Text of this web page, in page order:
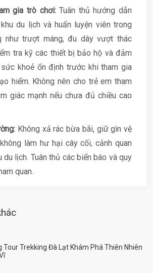
gia trò chơi:Tuân thủ hướng dẫn
du lịch và huấn luyện viên trong
như trượt máng, đu dây vượt thác
tra kỹ các thiết bị bảo hộ và đảm
khoẻ ổn định trước khi tham gia
hiểm. Không nên cho trẻ em tham
giác mạnh nếu chưa đủ chiều cao
Không xả rác bừa bãi, giữ gìn vệ
làm hư hại cây cối, cảnh quan
du lịch. Tuân thủ các biển báo và quy
quan.
Tour Trekking Đà Lạt Khám Phá Thiên Nhiên